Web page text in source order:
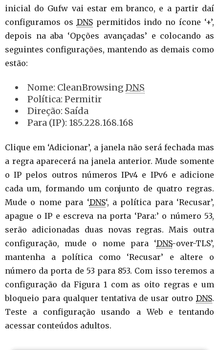
inicial do Gufw vai estar em branco, e a partir daí
configuramos os DNSpermitidos indo no ícone ‘+’,
depois na aba ‘Opções avançadas’ e colocando as
seguintes configurações, mantendo as demais como
estão:
Nome: CleanBrowsing DNS
Política: Permitir
Direção: Saída
Para (IP): 185.228.168.168
Clique em ‘Adicionar’, a janela não será fechada mas
a regra aparecerá na janela anterior. Mude somente
o IP pelos outros números IPv4 e IPv6 e adicione
cada um, formando um conjunto de quatro regras.
Mude o nome para ‘DNS‘, a política para ‘Recusar’,
apague o IP e escreva na porta ‘Para:’ o número 53,
serão adicionadas duas novas regras. Mais outra
configuração, mude o nome para ‘DNS-over-TLS’,
mantenha a política como ‘Recusar’ e altere o
número da porta de 53 para 853. Com isso teremos a
configuração da Figura 1 com as oito regras e um
bloqueio para qualquer tentativa de usar outro DNS.
Teste a configuração usando a Web e tentando
acessar conteúdos adultos.